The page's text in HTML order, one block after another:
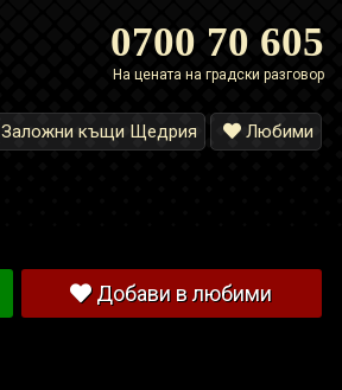
0700 70 605
На цената на градски разговор
Заложни къщи Щедрия Любими
Добави в любими